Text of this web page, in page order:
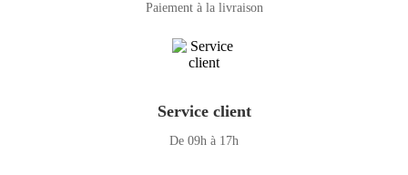
Paiement à la livraison
Service client
De 09h à 17h